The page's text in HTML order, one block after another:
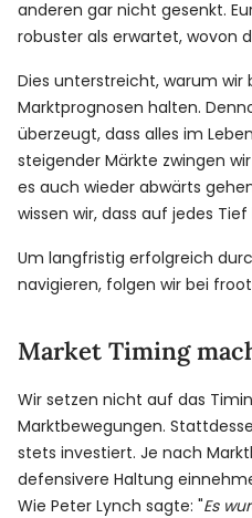
anderen gar nicht gesenkt.
robuster als erwartet, wovon
Dies unterstreicht, warum wir
Marktprognosen halten.
überzeugt, dass alles im
steigender Märkte zwingen
es auch wieder abwärts
wissen wir, dass auf jedes
Um langfristig erfolgreich
navigieren, folgen wir bei
Market Timing
Wir setzen nicht auf das
Marktbewegungen.
stets investiert. Je nach
defensivere Haltung
Wie Peter Lynch sagte: "Es